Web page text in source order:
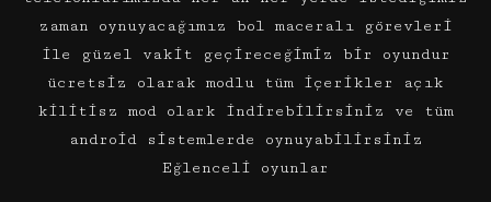
zaman oynuyacağımız bol maceralı görevleri
ile güzel vakit geçireceğimiz bir oyundur
ücretsiz olarak modlu tüm içerikler açık
kilitisz mod olark indirebilirsiniz ve tüm
android sistemlerde oynuyabilirsiniz
Eğlenceli oyunlar